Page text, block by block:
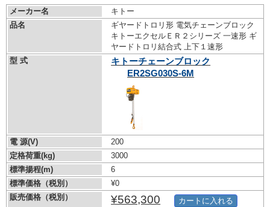
メーカー名
キトー
品名
ギヤードトロリ形 電気チェーンブロック
キトーエクセルＥＲ２シリーズ 一速形 ギ
ヤードトロリ結合式 上下１速形
型 式
キトーチェーンブロック
ER2SG030S-6M
電 源(V)
200
定格荷重(kg)
3000
標準揚程(m)
6
標準価格（税別）
¥0
販売価格（税別）
¥563,300 カートに入れる